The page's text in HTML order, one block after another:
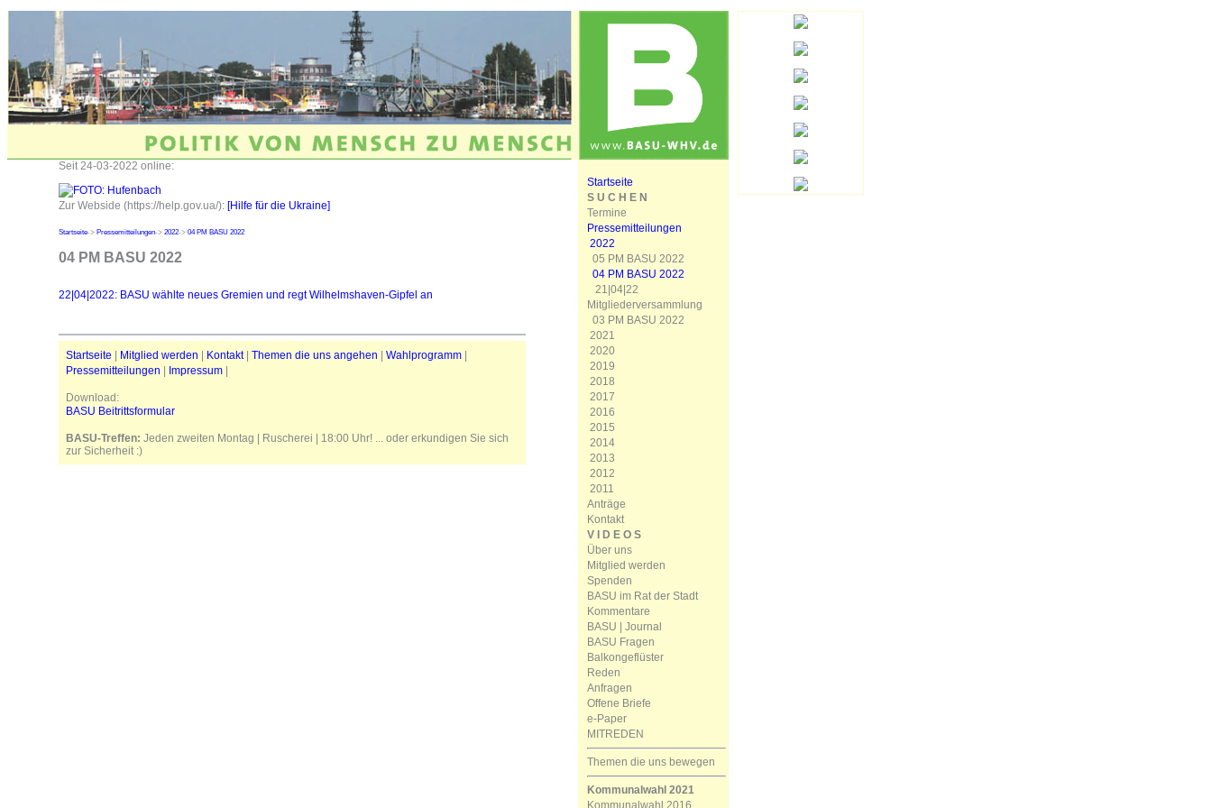
Seit 24-03-2022 online:
Zur Webside (https://help.gov.ua/): [Hilfe für die Ukraine]
Startseite-> Pressemitteilungen-> 2022-> 04 PM BASU 2022
04 PM BASU 2022
22|04|2022: BASU wählte neues Gremien und regt Wilhelmshaven-Gipfel an
Startseite Mitglied werden Kontakt| Themen die uns angehen Wahlprogramm
Pressemitteilungen
Impressum
Download:
BASU Beitrittsformular
BASU-Treffen: Jeden zweiten Montag | Ruscherei | 18:00 Uhr! ... oder erkundigen Sie sich
zur Sicherheit :)
Startseite
S U C H E N
Termine
Pressemitteilungen
2022
05 PM BASU 2022
04 PM BASU 2022
21|04|22
Mitgliederversammlung
03 PM BASU 2022
2021
2020
2019
2018
2017
2016
2015
2014
2013
2012
2011
Anträge
Kontakt
V I D E O S
Über uns
Mitglied werden
Spenden
BASU im Rat der Stadt
Kommentare
BASU | Journal
BASU Fragen
Balkongeflüster
Reden
Anfragen
Offene Briefe
e-Paper
MITREDEN
Themen die uns bewegen
Kommunalwahl 2021
Kommunalwahl 2016